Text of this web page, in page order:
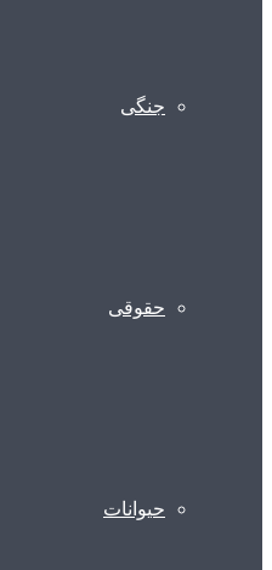
جنگی
حقوقی
حیوانات